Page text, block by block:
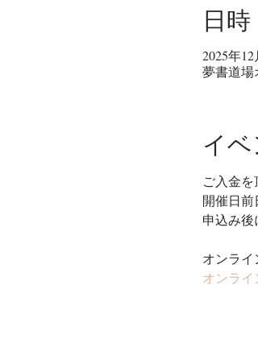
日
2025年12
夢書道場
イ
ご入金
開催日
申込み
オンラ
オンライ